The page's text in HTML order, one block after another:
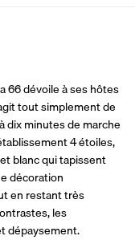
66 dévoile à ses hôtes
tout simplement de
dix minutes de marche
4 étoiles,
blanc qui tapissent
décoration
en restant très
les
dépaysement.